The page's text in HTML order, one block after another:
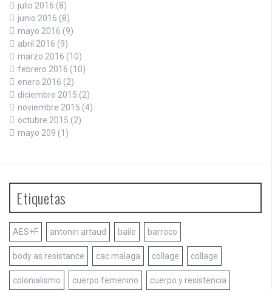
julio 2016 (8)
junio 2016 (8)
mayo 2016 (9)
abril 2016 (9)
marzo 2016 (10)
febrero 2016 (10)
enero 2016 (2)
diciembre 2015 (2)
noviembre 2015 (4)
octubre 2015 (2)
mayo 209 (1)
Etiquetas
AES+F antonin artaud baile barroco
body as resistance cac malaga collage collage
colonialismo cuerpo femenino cuerpo y resistencia